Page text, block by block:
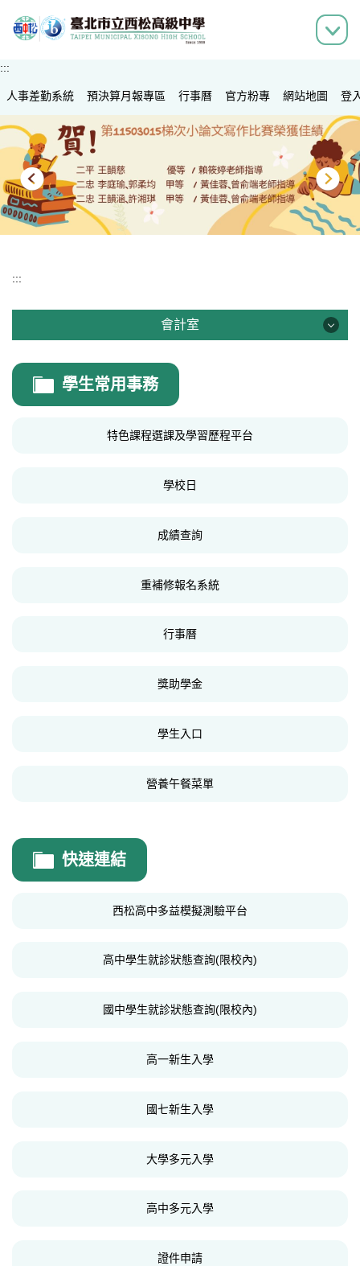
到
容
區
:::
人事差勤系統 預決算月報專區 行事曆 官方粉專 網站地圖 登
:::
會計室
會計室
學生常用事務
特色課程選課及學習歷程平台
學校日
成績查詢
重補修報名系統
行事曆
獎助學金
學生入口
營養午餐菜單
快速連結
西松高中多益模擬測驗平台
高中學生就診狀態查詢(限校內)
國中學生就診狀態查詢(限校內)
高一新生入學
國七新生入學
大學多元入學
高中多元入學
證件申請